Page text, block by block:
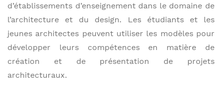
d’établissements d’enseignement dans le domaine de
l’architecture et du design. Les étudiants et les
jeunes architectes peuvent utiliser les modèles pour
développer leurs compétences en matière de
création et de présentation de projets
architecturaux.